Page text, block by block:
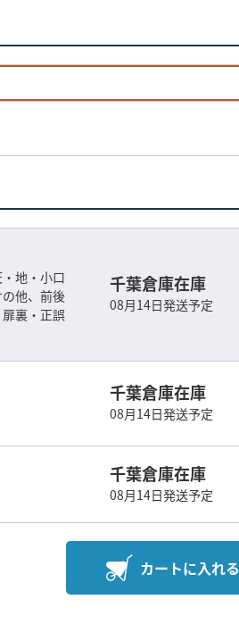
地・小口
他、前後
裏・正誤
千葉倉庫在庫
08月14日発送予定
千葉倉庫在庫
08月14日発送予定
千葉倉庫在庫
08月14日発送予定
カートに入れる